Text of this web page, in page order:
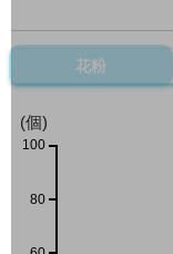
花粉
(個)
80
100